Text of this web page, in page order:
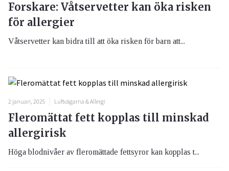
Forskare: Våtservetter kan öka risken
för allergier
Våtservetter kan bidra till att öka risken för barn att...
2 januari, 2025 Luftvägarna & Allergi
Fleromättat fett kopplas till minskad
allergirisk
Höga blodnivåer av fleromättade fettsyror kan kopplas t...